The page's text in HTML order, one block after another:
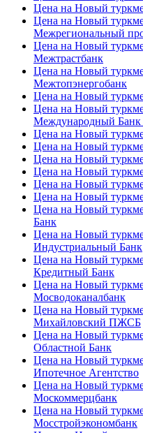
Цена на Новый
Цена на Новый
Межрегиональный
Цена на Новый
Межтрастбанк
Цена на Новый
Межтопэнергобанк
Цена на Новый
Цена на Новый
Международный Банк
Цена на Новый
Цена на Новый
Цена на Новый
Цена на Новый
Цена на Новый
Цена на Новый
Цена на Новый
Банк
Цена на Новый
Индустриальный Банк
Цена на Новый
Кредитный Банк
Цена на Новый
Мосводоканалбанк
Цена на Новый
Михайловский ПЖСБ
Цена на Новый
Областной Банк
Цена на Новый
Ипотечное Агентство
Цена на Новый
Москоммерцбанк
Цена на Новый
Мосстройэкономбанк